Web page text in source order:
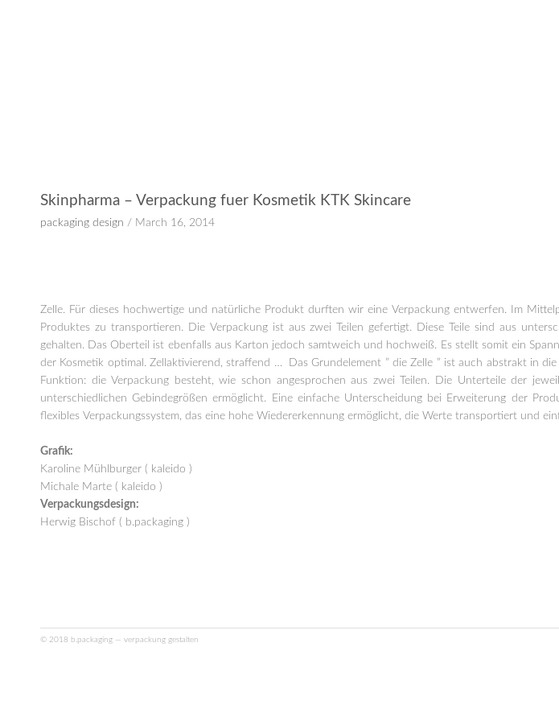
Skinpharma – Verpackung fuer Kosmetik KTK Skincare
packaging design / March 16, 2014
Zelle. Für dieses hochwertige und natürliche Produkt durften wir eine Verpackung entwerfen. Im
Produktes zu transportieren. Die Verpackung ist aus zwei Teilen gefertigt. Diese Teile sind aus
gehalten. Das Oberteil ist ebenfalls aus Karton jedoch samtweich und hochweiß. Es stellt somit ein
der Kosmetik optimal. Zellaktivierend, straffend … Das Grundelement ” die Zelle ” ist auch abstrakt in
Funktion: die Verpackung besteht, wie schon angesprochen aus zwei Teilen. Die Unterteile der
unterschiedlichen Gebindegrößen ermöglicht. Eine einfache Unterscheidung bei Erweiterung der
flexibles Verpackungssystem, das eine hohe Wiedererkennung ermöglicht, die Werte transportiert und
Grafik:
Karoline Mühlburger ( kaleido )
Michale Marte ( kaleido )
Verpackungsdesign:
Herwig Bischof ( b.packaging )
© 2018 b.packaging — verpackung gestalten